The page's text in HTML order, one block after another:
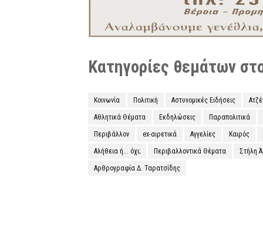
Κατηγορίες θεμάτων
Κοινωνία Πολιτική Αστυνομικές Ειδήσεις
Αθλητικά Θέματα Εκδηλώσεις Παραπολιτικά
Περιβάλλον ex-αιρετικά Αγγελίες Καιρός
Αλήθεια ή... όχι; Περιβαλλοντικά Θέματα Στήλη
Αρθρογραφία Δ. Ταρατσίδης